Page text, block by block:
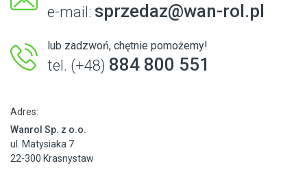
e-mail: sprzedaz@wan-rol.pl
lub zadzwoń, chętnie pomożemy!
tel. (+48) 884 800 551
Adres:
Wanrol Sp. z o.o.
ul. Matysiaka 7
22-300 Krasnystaw